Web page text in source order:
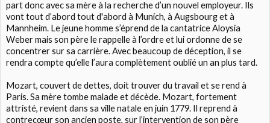
part donc avec sa mère à la recherche d’un nouvel employeur. Ils
vont tout d’abord tout d'abord à Munich, à Augsbourg et à
Mannheim. Le jeune homme s’éprend de la cantatrice Aloysia
Weber mais son père le rappelle à l’ordre et lui ordonne de se
concentrer sur sa carrière. Avec beaucoup de déception, il se
rendra compte qu’elle l’aura complètement oublié un an plus tard.
Mozart, couvert de dettes, doit trouver du travail et se rend à
Paris. Sa mère tombe malade et décède. Mozart, fortement
attristé, revient dans sa ville natale en juin 1779. Il reprend à
contrecœur son ancien poste, sur l’intervention de son père